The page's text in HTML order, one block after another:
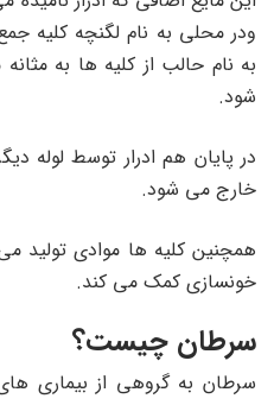
ودر محلی به نام لگنچه کلیه
به نام حالب از کلیه ها به
شود.
در پایان هم ادرار توسط لوله
خارج می شود.
همچنین کلیه ها موادی تولید
خونسازی کمک می کند.
سرطان چیست؟
سرطان به گروهی از بیماری